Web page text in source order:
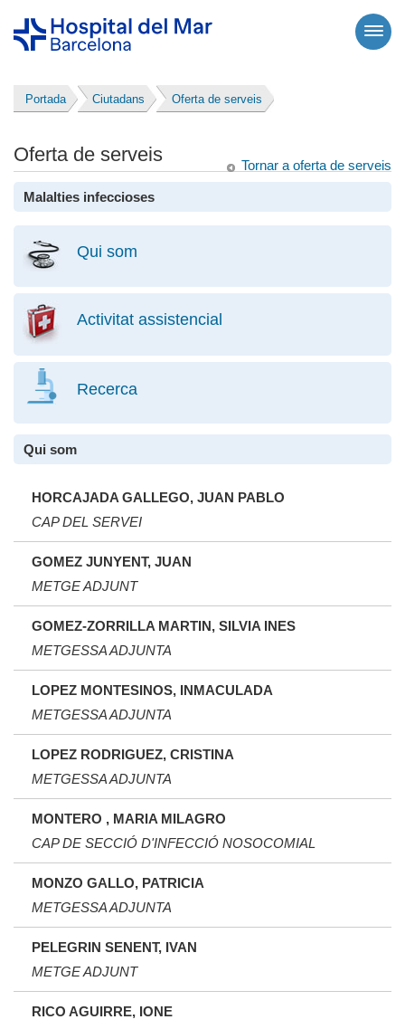
Portada Ciutadans Oferta de serveis
Tornar a oferta de serveis
Oferta de serveis
Malalties infeccioses
Qui som
Activitat assistencial
Recerca
Qui som
HORCAJADA GALLEGO, JUAN PABLO
CAP DEL SERVEI
GOMEZ JUNYENT, JUAN
METGE ADJUNT
GOMEZ-ZORRILLA MARTIN, SILVIA INES
METGESSA ADJUNTA
LOPEZ MONTESINOS, INMACULADA
METGESSA ADJUNTA
LOPEZ RODRIGUEZ, CRISTINA
METGESSA ADJUNTA
MONTERO , MARIA MILAGRO
CAP DE SECCIÓ D'INFECCIÓ NOSOCOMIAL
MONZO GALLO, PATRICIA
METGESSA ADJUNTA
PELEGRIN SENENT, IVAN
METGE ADJUNT
RICO AGUIRRE, IONE